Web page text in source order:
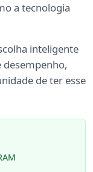
a tecnologia
inteligente
desempenho,
de ter esse